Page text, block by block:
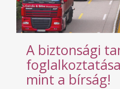
A biztonsági
mint a bírság!